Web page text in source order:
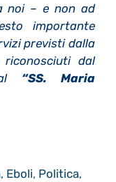
noi – e non ad
importante
previsti dalla
riconosciuti dal
“SS. Maria
, Eboli, Politica,